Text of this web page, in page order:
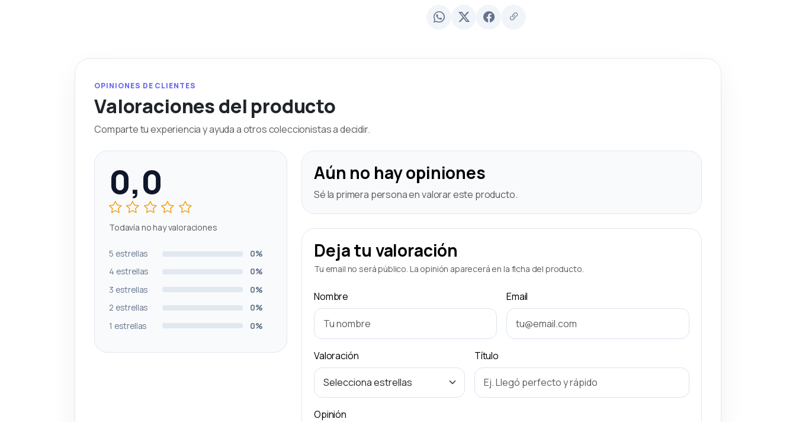
OPINIONES DE CLIENTES
Valoraciones del producto
Comparte tu experiencia y ayuda a otros coleccionistas a decidir.
0,0
Todavía no hay valoraciones
5 estrellas
0%
4 estrellas
0%
3 estrellas
0%
2 estrellas
0%
1 estrellas
0%
Aún no hay opiniones
Sé la primera persona en valorar este producto.
Deja tu valoración
Tu email no será público. La opinión aparecerá en la ficha del producto.
Nombre Email
Valoración Título
Opinión